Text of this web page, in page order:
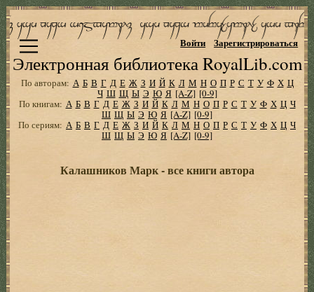
Электронная библиотека RoyalLib.com
Войти Зарегистрироваться
По авторам: А Б В Г Д Е Ж З И Й К Л М Н О П Р С Т У Ф Х Ц
Ч Ш Щ Ы Э Ю Я [A-Z] [0-9]
По книгам: А Б В Г Д Е Ж З И Й К Л М Н О П Р С Т У Ф Х Ц Ч
Ш Щ Ы Э Ю Я [A-Z] [0-9]
По сериям: А Б В Г Д Е Ж З И Й К Л М Н О П Р С Т У Ф Х Ц Ч
Ш Щ Ы Э Ю Я [A-Z] [0-9]
Калашников Марк - все книги автора